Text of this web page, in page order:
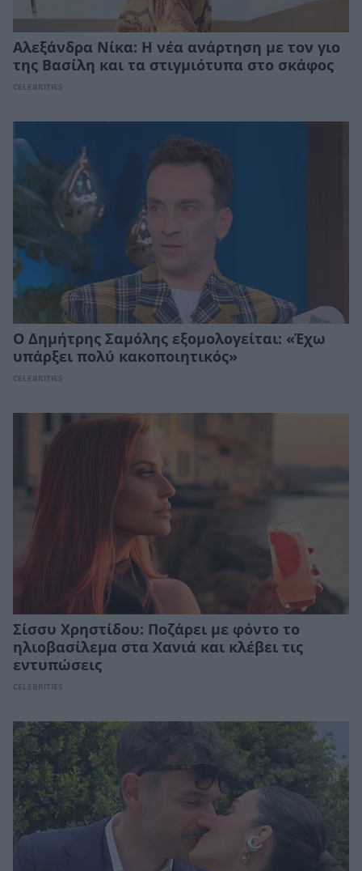
Αλεξάνδρα Νίκα: Η νέα ανάρτηση με τον γιο
της Βασίλη και τα στιγμιότυπα στο σκάφος
CELEBRITIES
Ο Δημήτρης Σαμόλης εξομολογείται: «Έχω
υπάρξει πολύ κακοποιητικός»
CELEBRITIES
Σίσσυ Χρηστίδου: Ποζάρει με φόντο το
ηλιοβασίλεμα στα Χανιά και κλέβει τις
εντυπώσεις
CELEBRITIES